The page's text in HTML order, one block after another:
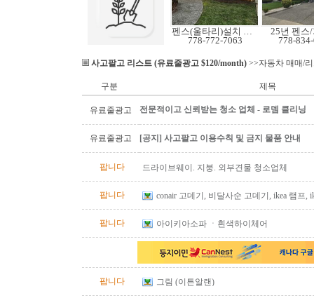
펜스(울타리)설치 수리
778-772-7063
25년 펜스
778-
사고팔고 리스트 (유료줄광고 $120/month) >>자동차 매매/
구분 제목
유료줄광고 전문적이고 신뢰받는 청소 업체 - 로뎀 클리닝
유료줄광고 [공지] 사고팔고 이용수칙 및 금지 물품 안내
팝니다 드라이브웨이. 지붕. 외부견물 청소업체
팝니다
conair 고데기, 비달사순 고데기, ikea 램프,
팝니다
아이키아소파 ㆍ흰색하이체어
팝니다 그림 (이튼알랜)